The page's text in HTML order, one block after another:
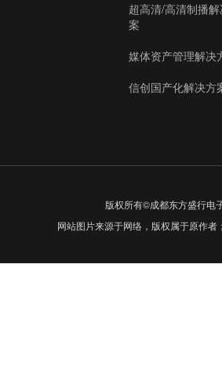
超高清/高清制播
案
媒体资产管理解决
信创国产化解决方
版权所有©成都东方盛行电
网站图片来源于网络，版权属于原作